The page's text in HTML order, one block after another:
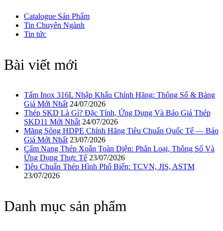
Catalogue Sản Phẩm
Tin Chuyên Ngành
Tin tức
Bài viết mới
Tấm Inox 316L Nhập Khẩu Chính Hãng: Thông Số & Bảng
Giá Mới Nhất 24/07/2026
Thép SKD Là Gì? Đặc Tính, Ứng Dụng Và Báo Giá Thép
SKD11 Mới Nhất 24/07/2026
Măng Sông HDPE Chính Hãng Tiêu Chuẩn Quốc Tế — Báo
Giá Mới Nhất 23/07/2026
Cẩm Nang Thép Xoắn Toàn Diện: Phân Loại, Thông Số Và
Ứng Dụng Thực Tế 23/07/2026
Tiêu Chuẩn Thép Hình Phổ Biến: TCVN, JIS, ASTM
23/07/2026
Danh mục sản phẩm